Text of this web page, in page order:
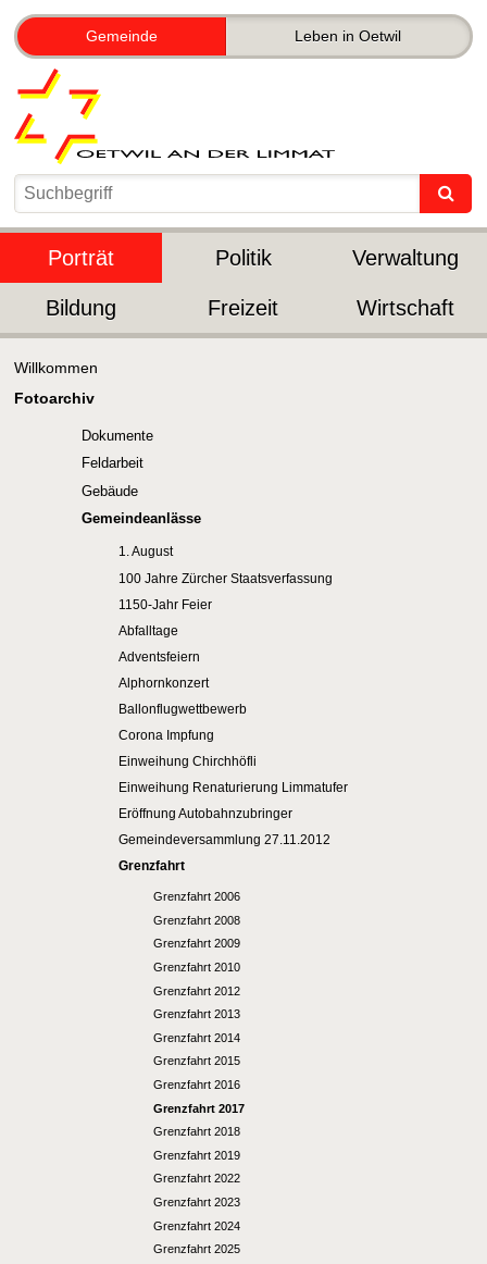
Gemeinde Leben in Oetwil
Porträt Politik Verwaltung
Bildung Freizeit Wirtschaft
Willkommen
Fotoarchiv
Dokumente
Feldarbeit
Gebäude
Gemeindeanlässe
1. August
100 Jahre Zürcher Staatsverfassung
1150-Jahr Feier
Abfalltage
Adventsfeiern
Alphornkonzert
Ballonflugwettbewerb
Corona Impfung
Einweihung Chirchhöfli
Einweihung Renaturierung Limmatufer
Eröffnung Autobahnzubringer
Gemeindeversammlung 27.11.2012
Grenzfahrt
Grenzfahrt 2006
Grenzfahrt 2008
Grenzfahrt 2009
Grenzfahrt 2010
Grenzfahrt 2012
Grenzfahrt 2013
Grenzfahrt 2014
Grenzfahrt 2015
Grenzfahrt 2016
Grenzfahrt 2017
Grenzfahrt 2018
Grenzfahrt 2019
Grenzfahrt 2022
Grenzfahrt 2023
Grenzfahrt 2024
Grenzfahrt 2025